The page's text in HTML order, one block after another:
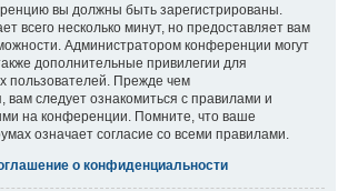
вы должны быть зарегистрированы.
всего несколько минут, но предоставляет вам
Администратором конференции могут
дополнительные привилегии для
пользователей. Прежде чем
вам следует ознакомиться с правилами и
на конференции. Помните, что ваше
означает согласие со всеми правилами.
о конфиденциальности